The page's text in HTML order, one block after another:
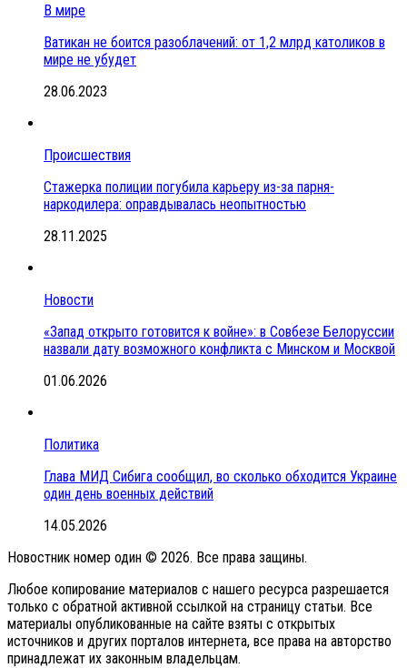
В мире
Ватикан не боится разоблачений: от 1,2 млрд католиков в
мире не убудет
28.06.2023
Происшествия
Стажерка полиции погубила карьеру из-за парня-
наркодилера: оправдывалась неопытностью
28.11.2025
Новости
«Запад открыто готовится к войне»: в Совбезе Белоруссии
назвали дату возможного конфликта с Минском и Москвой
01.06.2026
Политика
Глава МИД Сибига сообщил, во сколько обходится Украине
один день военных действий
14.05.2026
Новостник номер один © 2026. Все права защины.
Любое копирование материалов с нашего ресурса разрешается
только с обратной активной ссылкой на страницу статьи. Все
материалы опубликованные на сайте взяты с открытых
источников и других порталов интернета, все права на авторство
принадлежат их законным владельцам.